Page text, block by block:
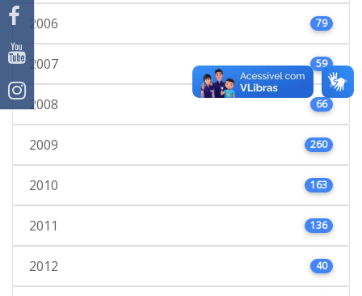
2006 79
2007 59
2008 66
2009 260
2010 163
2011 136
2012 40